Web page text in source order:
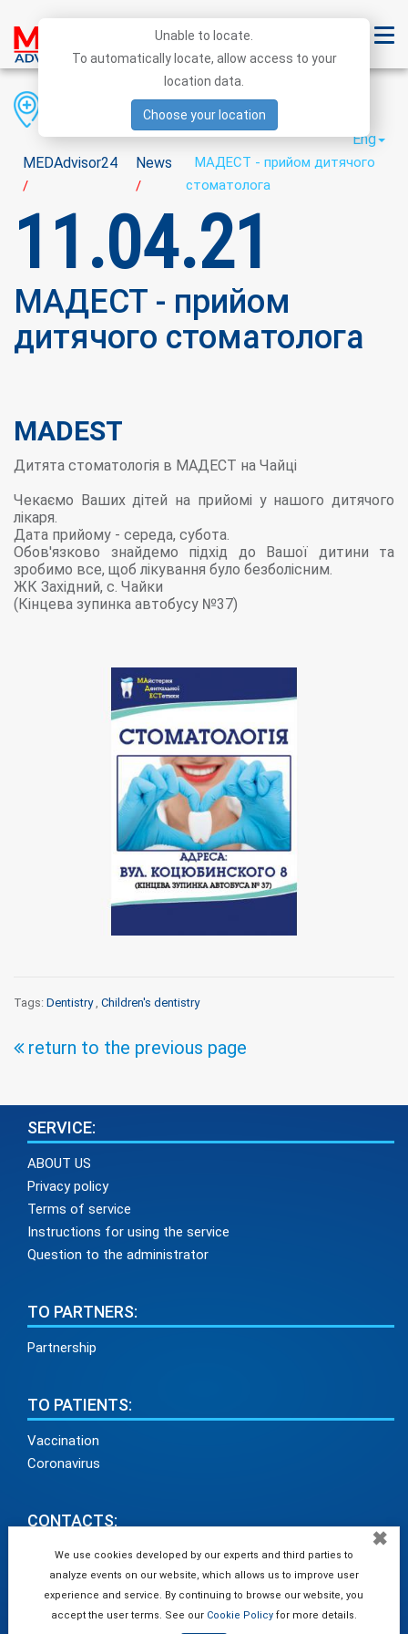
MEDAdvisor24
/
News
/
МАДЕСТ - прийом дитячого
стоматолога
District
City
Eng
11.04.21
МАДЕСТ - прийом
дитячого стоматолога
MADEST
Дитята стоматологія в МАДЕСТ на Чайці
Чекаємо Ваших дітей на прийомі у нашого дитячого
лікаря.
Дата прийому - середа, субота.
Обов'язково знайдемо підхід до Вашої дитини та
зробимо все, щоб лікування було безболісним.
ЖК Західний, с. Чайки
(Кiнцева зупинка автобусу №37)
Tags: Dentistry, Children's dentistry
return to the previous page
SERVICE:
ABOUT US
Privacy policy
Terms of service
Instructions for using the service
Question to the administrator
TO PARTNERS:
Partnership
TO PATIENTS:
Vaccination
Coronavirus
CONTACTS:
info@medadvisor24.com
tel. +38(098)154 93 91
✖
We use cookies developed by our experts and third parties to
analyze events on our website, which allows us to improve user
experience and service. By continuing to browse our website, you
accept the user terms. See our Cookie Policyfor more details.
Unable to locate.
To automatically locate, allow access to your
location data.
Choose your location